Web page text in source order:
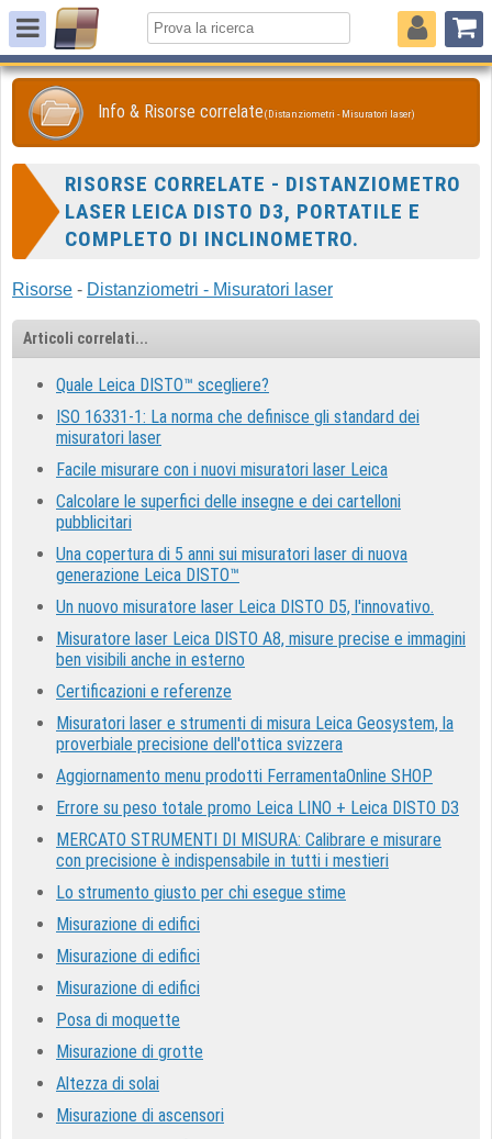
Info & Risorse correlate(Distanziometri - Misuratori laser)
RISORSE CORRELATE - DISTANZIOMETRO
LASER LEICA DISTO D3, PORTATILE E
COMPLETO DI INCLINOMETRO.
Risorse - Distanziometri - Misuratori laser
Articoli correlati...
Quale Leica DISTO™ scegliere?
ISO 16331-1: La norma che definisce gli standard dei
misuratori laser
Facile misurare con i nuovi misuratori laser Leica
Calcolare le superfici delle insegne e dei cartelloni
pubblicitari
Una copertura di 5 anni sui misuratori laser di nuova
generazione Leica DISTO™
Un nuovo misuratore laser Leica DISTO D5, l'innovativo.
Misuratore laser Leica DISTO A8, misure precise e immagini
ben visibili anche in esterno
Certificazioni e referenze
Misuratori laser e strumenti di misura Leica Geosystem, la
proverbiale precisione dell'ottica svizzera
Aggiornamento menu prodotti FerramentaOnline SHOP
Errore su peso totale promo Leica LINO + Leica DISTO D3
MERCATO STRUMENTI DI MISURA: Calibrare e misurare
con precisione è indispensabile in tutti i mestieri
Lo strumento giusto per chi esegue stime
Misurazione di edifici
Misurazione di edifici
Misurazione di edifici
Posa di moquette
Misurazione di grotte
Altezza di solai
Misurazione di ascensori